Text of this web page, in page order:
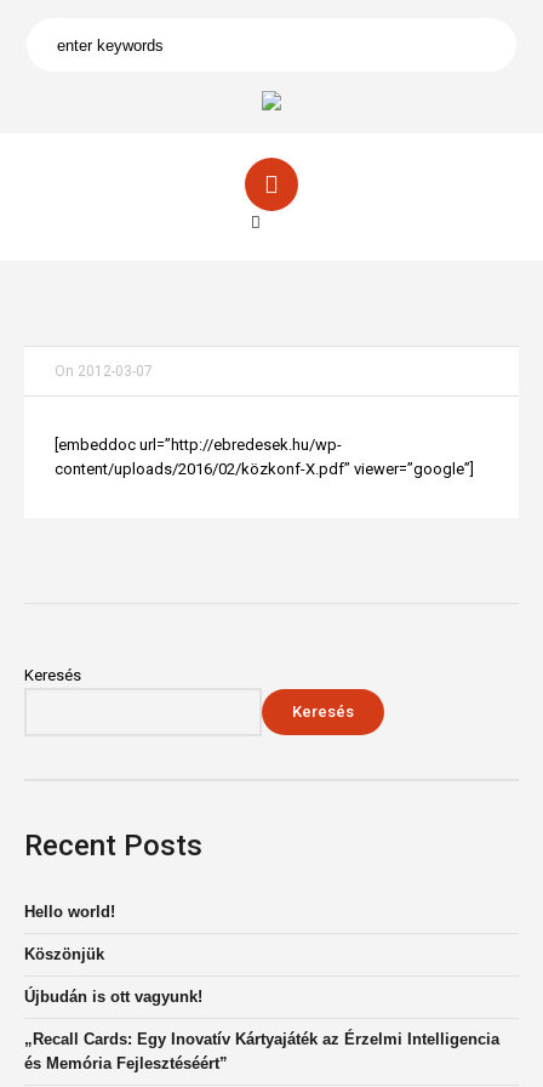
On 2012-03-07
[embeddoc url=”http://ebredesek.hu/wp-
content/uploads/2016/02/közkonf-X.pdf” viewer=”google”]
Keresés
Keresés
Recent Posts
Hello world!
Köszönjük
Újbudán is ott vagyunk!
„Recall Cards: Egy Inovatív Kártyajáték az Érzelmi Intelligencia
és Memória Fejlesztéséért”